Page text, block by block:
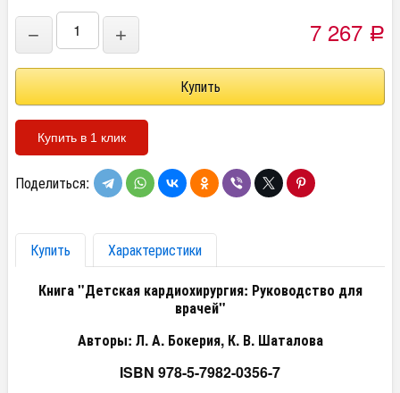
− + 7 267 Р
Купить в 1 клик
Поделиться:
Купить
Характеристики
Книга "Детская кардиохирургия: Руководство для
врачей"
Авторы: Л. А. Бокерия, К. В. Шаталова
ISBN 978-5-7982-0356-7